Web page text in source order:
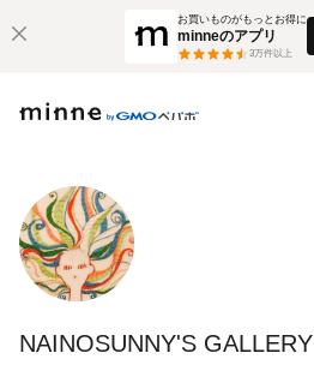
お買いものがもっとお得に
minneのアプリ
3万件以上
NAINOSUNNY'S GALLERY